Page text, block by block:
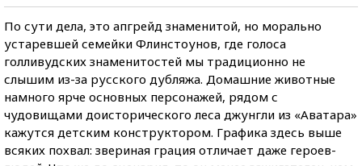
По сути дела, это апгрейд знаменитой, но морально
устаревшей семейки Флинстоунов, где голоса
голливудских знаменитостей мы традиционно не
слышим из-за русского дубляжа. Домашние животные
намного ярче основных персонажей, рядом с
чудовищами доисторического леса джунгли из «Аватара»
кажутся детским конструктором. Графика здесь выше
всяких похвал: звериная грация отличает даже героев-